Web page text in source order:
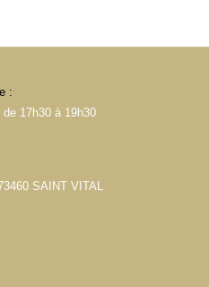
:
17h30 à 19h30
SAINT VITAL